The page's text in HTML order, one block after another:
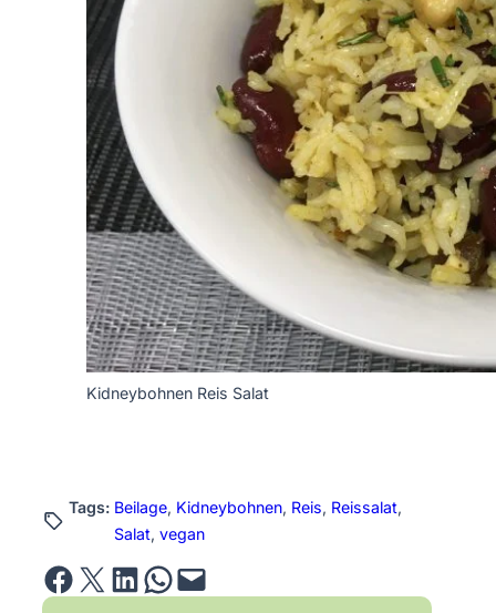
Kidneybohnen Reis Salat
Tags: Beilage, Kidneybohnen, Reis, Reissalat
Salat, vegan
Share on Facebook Email this Page Share on LinkedIn Share on WhatsApp Email this Page